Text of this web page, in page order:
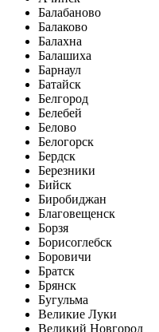
Балабаново
Балаково
Балахна
Балашиха
Барнаул
Батайск
Белгород
Белебей
Белово
Белогорск
Бердск
Березники
Бийск
Биробиджан
Благовещенск
Борзя
Борисоглебск
Боровичи
Братск
Брянск
Бугульма
Великие Луки
Великий Новгород